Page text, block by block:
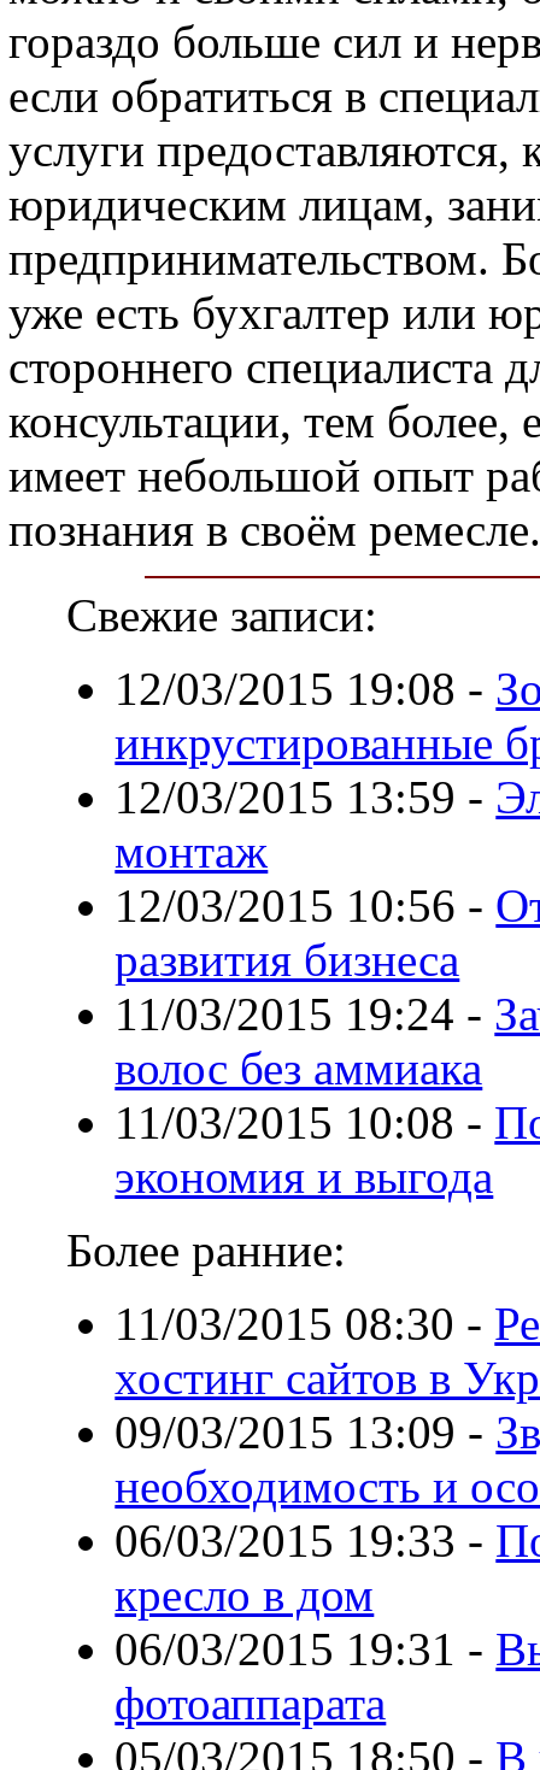
гораздо больше сил и
если обратиться в
услуги предоставляются,
юридическим лицам,
предпринимательством.
уже есть бухгалтер или
стороннего специалиста
консультации, тем
имеет небольшой опыт
познания в своём ремесле.
Свежие записи:
12/03/2015 19:08 -
инкрустированные
12/03/2015 13:59 -
монтаж
12/03/2015 10:56 -
развития бизнеса
11/03/2015 19:24 -
волос без аммиака
11/03/2015 10:08 -
экономия и выгода
Более ранние:
11/03/2015 08:30 -
хостинг сайтов в
09/03/2015 13:09 -
необходимость и
06/03/2015 19:33 -
кресло в дом
06/03/2015 19:31 -
фотоаппарата
05/03/2015 18:50 - В